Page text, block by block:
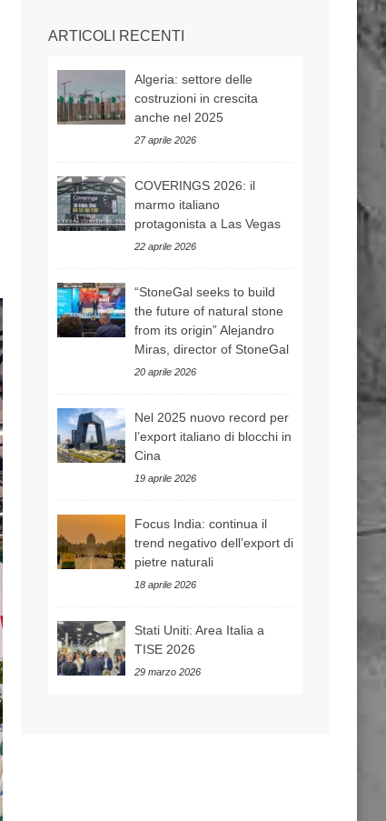
ARTICOLI RECENTI
Algeria: settore delle
costruzioni in crescita
anche nel 2025
27 aprile 2026
COVERINGS 2026: il
marmo italiano
protagonista a Las Vegas
22 aprile 2026
“StoneGal seeks to build
the future of natural stone
from its origin” Alejandro
Miras, director of StoneGal
20 aprile 2026
Nel 2025 nuovo record per
l’export italiano di blocchi in
Cina
19 aprile 2026
Focus India: continua il
trend negativo dell’export di
pietre naturali
18 aprile 2026
Stati Uniti: Area Italia a
TISE 2026
29 marzo 2026